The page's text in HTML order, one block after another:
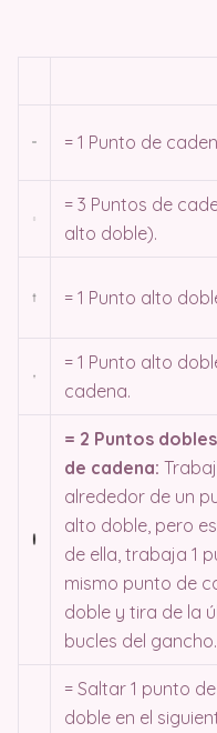
= 1 Punto de
= 3 Puntos de
alto doble).
= 1 Punto alto
= 1 Punto alto
cadena.
= 2 Puntos
de cadena:
alrededor de un
alto doble, pero
de ella, trabaja 1
mismo punto de
doble y tira de la
bucles del gancho.
= Saltar 1 punto
doble en el